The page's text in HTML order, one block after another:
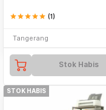
starstarstarstarstar (1)
Tangerang
Stok Habis
STOK HABIS